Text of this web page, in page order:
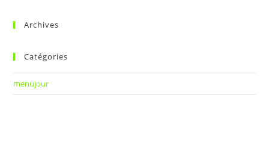
Archives
Catégories
menujour